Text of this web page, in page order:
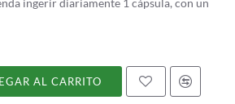
AL CARRITO